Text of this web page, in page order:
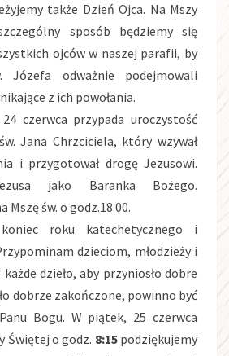
także Dzień Ojca. Na Mszy
sposób będziemy się
ojców w naszej parafii, by
Józefa odważnie podejmowali
z ich powołania.
czerwca przypada uroczystość
Jana Chrzciciela, który wzywał
i przygotował drogę Jezusowi.
jako Baranka Bożego.
Mszę św. o godz.18.00.
roku katechetycznego i
dzieciom, młodzieży i
dzieło, aby przyniosło dobre
dobrze zakończone, powinno być
Bogu. W piątek, 25 czerwca
Świętej o godz. 8:15podziękujemy